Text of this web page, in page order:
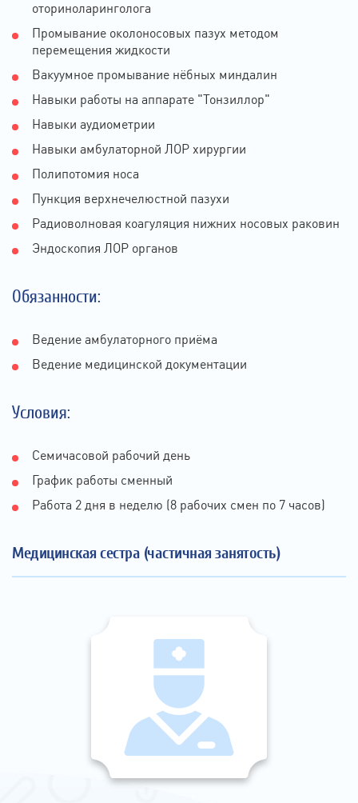
оториноларинголога
Промывание околоносовых пазух методом
перемещения жидкости
Вакуумное промывание нёбных миндалин
Навыки работы на аппарате "Тонзиллор"
Навыки аудиометрии
Навыки амбулаторной ЛОР хирургии
Полипотомия носа
Пункция верхнечелюстной пазухи
Радиоволновая коагуляция нижних носовых раковин
Эндоскопия ЛОР органов
Обязанности:
Ведение амбулаторного приёма
Ведение медицинской документации
Условия:
Семичасовой рабочий день
График работы сменный
Работа 2 дня в неделю (8 рабочих смен по 7 часов)
Медицинская сестра (частичная занятость)